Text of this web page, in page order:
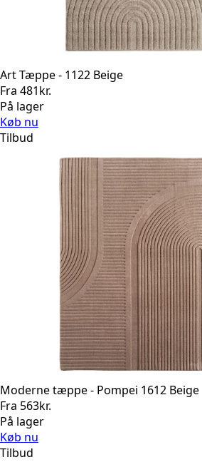
Art Tæppe - 1122 Beige
Fra 481kr.
På lager
Køb nu
Tilbud
Moderne tæppe - Pompei 1612 Beige
Fra 563kr.
På lager
Køb nu
Tilbud